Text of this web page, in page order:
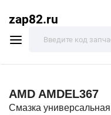
zap82.ru
AMD AMDEL367
Смазка